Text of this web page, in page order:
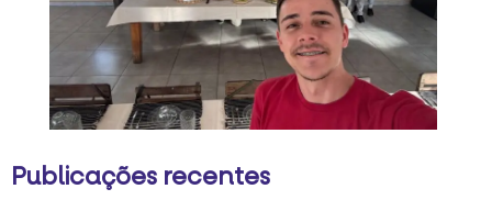
Publicações recentes